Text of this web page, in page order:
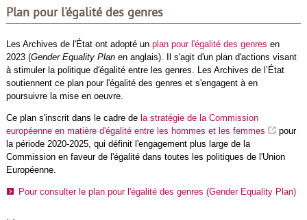
Plan pour l'égalité des genres
Les Archives de l'État ont adopté un plan pour l'égalité des genres en
2023 (Gender Equality Plan en anglais). Il s'agit d'un plan d'actions visant
à stimuler la politique d'égalité entre les genres. Les Archives de l’État
soutiennent ce plan pour l'égalité des genres et s'engagent à en
poursuivre la mise en oeuvre.
Ce plan s'inscrit dans le cadre de la stratégie de la Commission
européenne en matière d'égalité entre les hommes et les femmes
pour
la période 2020-2025, qui définit l'engagement plus large de la
Commission en faveur de l'égalité dans toutes les politiques de l'Union
Européenne.
Pour consulter le plan pour l'égalité des genres (Gender Equality Plan)